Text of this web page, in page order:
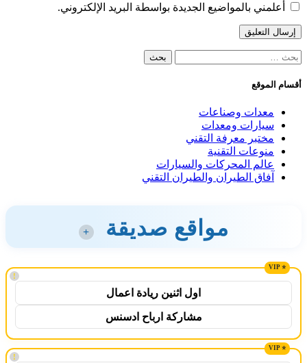
أعلمني بالمواضيع الجديدة بواسطة البريد الإلكتروني.
البحث
أقسام الموقع
معدات وصناعات
سيارات ومعدات
مختبر معرفة التقني
منوعات التقنية
عالم المحركات والسيارات
آفاق الطيران والطيران التقني
مواقع صديقة +
!
اول اثنين ريادة اعمال
مشاركة ارباح ادسنس
!